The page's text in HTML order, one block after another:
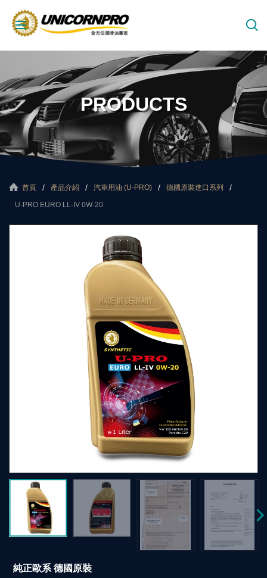
PRODUCTS
首頁 產品介紹 汽車用油 (U-PRO) 德國原裝進口系列
U-PRO EURO LL-IV 0W-20
純正歐系 德國原裝